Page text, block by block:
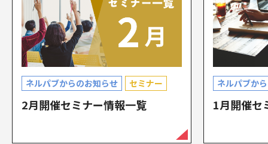
ネルパブからのお知らせ セミナー
2月開催セミナー情報一覧
ネルパブか
1月開催セ